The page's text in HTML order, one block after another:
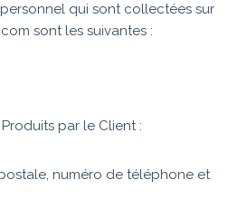
qui sont collectées sur
sont les suivantes :
par le Client :
numéro de téléphone et